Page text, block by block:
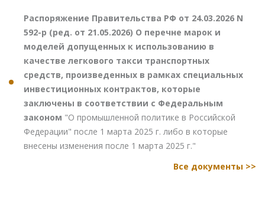
Распоряжение Правительства РФ от 24.03.2026 N
592-р (ред. от 21.05.2026) О перечне марок и
моделей допущенных к использованию в
качестве легкового такси транспортных
средств, произведенных в рамках специальных
инвестиционных контрактов, которые
заключены в соответствии с Федеральным
законом "О промышленной политике в Российской
Федерации" после 1 марта 2025 г. либо в которые
внесены изменения после 1 марта 2025 г."
Все документы >>